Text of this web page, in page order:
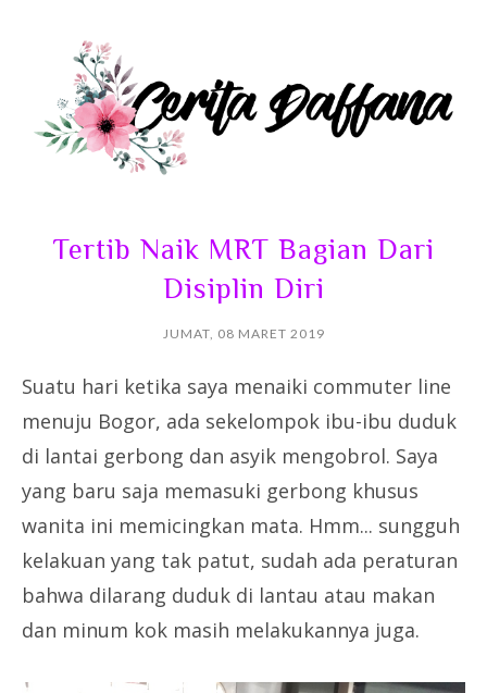
Tertib Naik MRT Bagian Dari
Disiplin Diri
JUMAT, 08 MARET 2019
Suatu hari ketika saya menaiki commuter line
menuju Bogor, ada sekelompok ibu-ibu duduk
di lantai gerbong dan asyik mengobrol. Saya
yang baru saja memasuki gerbong khusus
wanita ini memicingkan mata. Hmm... sungguh
kelakuan yang tak patut, sudah ada peraturan
bahwa dilarang duduk di lantau atau makan
dan minum kok masih melakukannya juga.